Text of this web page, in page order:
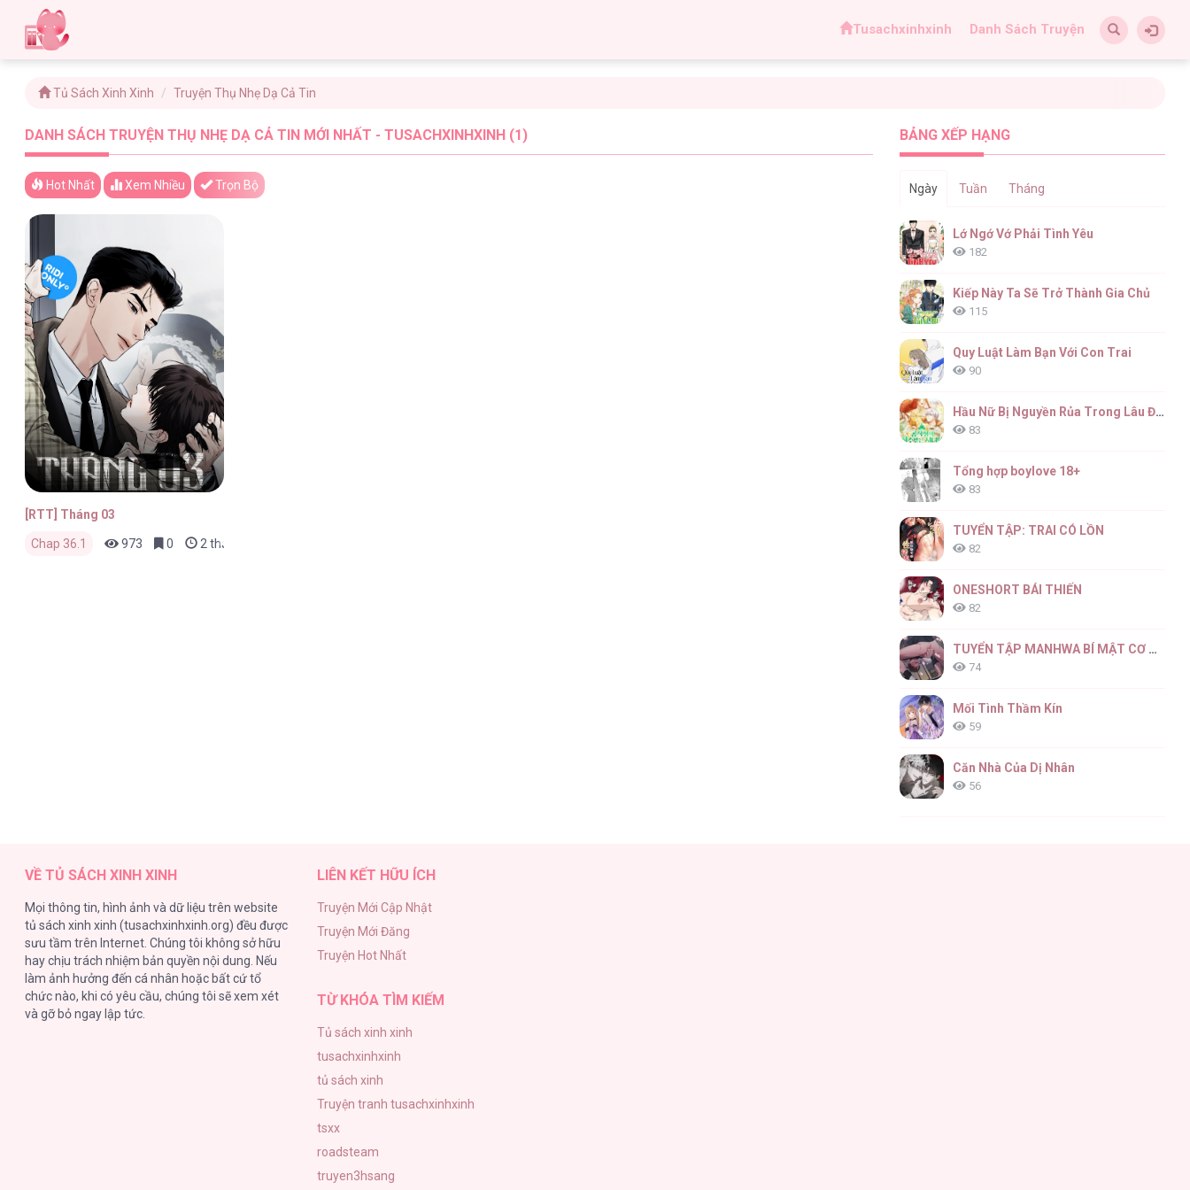
Tusachxinhxinh Danh Sách Truyện
Tủ Sách Xinh Xinh Truyện Thụ Nhẹ Dạ Cả Tin
DANH SÁCH TRUYỆN THỤ NHẸ DẠ CẢ TIN MỚI NHẤT - TUSACHXINHXINH (1)
Hot Nhất Xem Nhiều Trọn Bộ
[RTT] Tháng 03
Chap 36.1 973 0 2 tháng trước
BẢNG XẾP HẠNG
Ngày Tuần Tháng
Lớ Ngớ Vớ Phải Tình Yêu
182
Kiếp Này Ta Sẽ Trở Thành Gia Chủ
115
Quy Luật Làm Bạn Với Con Trai
90
Hầu Nữ Bị Nguyền Rủa Trong Lâu Đài Của Công Tước
83
Tổng hợp boylove 18+
83
TUYỂN TẬP: TRAI CÓ LỒN
82
ONESHORT BÁI THIẾN
82
TUYỂN TẬP MANHWA BÍ MẬT CƠ THỂ
74
Mối Tình Thầm Kín
59
Căn Nhà Của Dị Nhân
56
VỀ TỦ SÁCH XINH XINH
Mọi thông tin, hình ảnh và dữ liệu trên website
tủ sách xinh xinh (tusachxinhxinh.org) đều được
sưu tầm trên Internet. Chúng tôi không sở hữu
hay chịu trách nhiệm bản quyền nội dung. Nếu
làm ảnh hưởng đến cá nhân hoặc bất cứ tổ
chức nào, khi có yêu cầu, chúng tôi sẽ xem xét
và gỡ bỏ ngay lập tức.
LIÊN KẾT HỮU ÍCH
Truyện Mới Cập Nhật
Truyện Mới Đăng
Truyện Hot Nhất
TỪ KHÓA TÌM KIẾM
Tủ sách xinh xinh
tusachxinhxinh
tủ sách xinh
Truyện tranh tusachxinhxinh
tsxx
roadsteam
truyen3hsang